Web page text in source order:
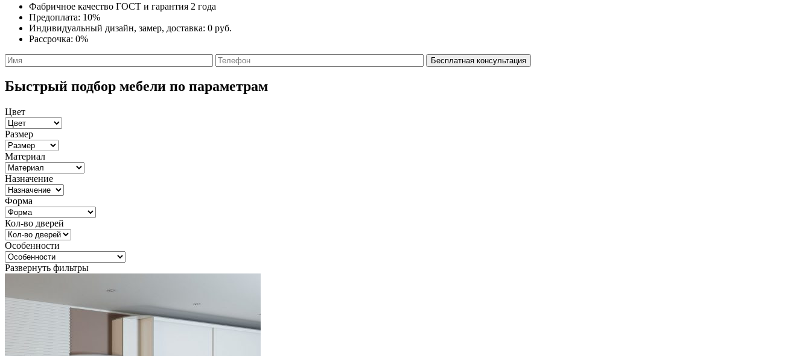
Фабричное качество ГОСТ и гарантия 2 года
Предоплата: 10%
Индивидуальный дизайн, замер, доставка: 0 руб.
Рассрочка: 0%
Быстрый подбор мебели по параметрам
Цвет
Размер
Материал
Назначение
Форма
Кол-во дверей
Особенности
Развернуть фильтры